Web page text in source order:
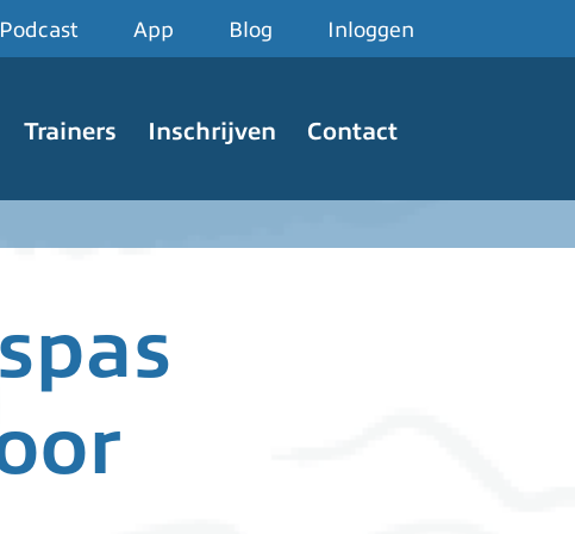
Podcast App Blog Inloggen
Trainers Inschrijven Contact